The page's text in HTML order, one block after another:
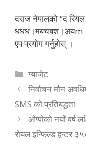
दराज नेपालको “द
एप प्रयोग गर्नुहोस् ।
Categories
ग्याजेट
निर्वाचन मौन
SMS को प्रतिबद्धता
ओप्पोको नयाँ वर्ष
रोयल इन्फिल्ड हन्टर